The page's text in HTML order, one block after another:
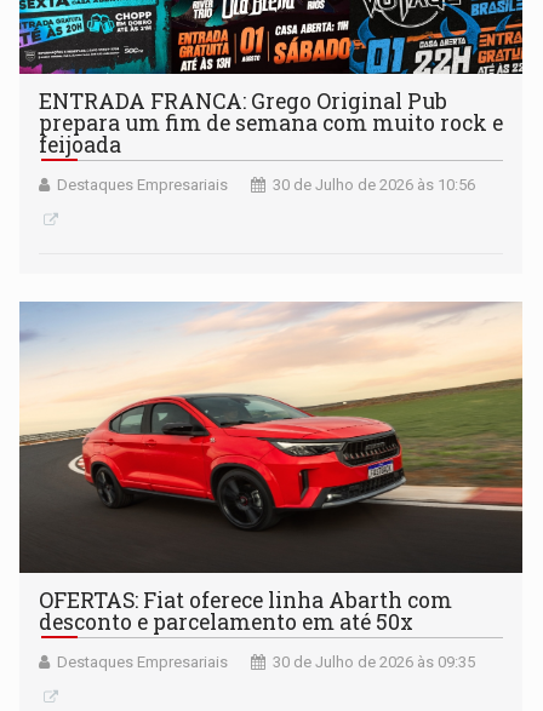
ENTRADA FRANCA: Grego Original Pub
prepara um fim de semana com muito rock e
feijoada
Destaques Empresariais 30 de Julho de 2026 às 10:56
OFERTAS: Fiat oferece linha Abarth com
desconto e parcelamento em até 50x
Destaques Empresariais 30 de Julho de 2026 às 09:35